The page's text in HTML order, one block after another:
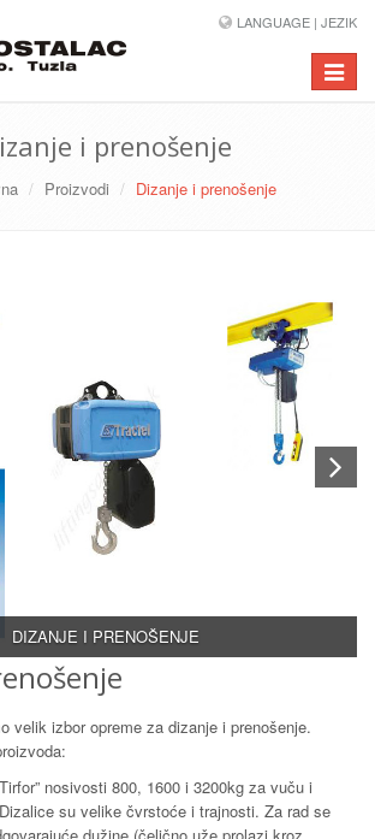
LANGUAGE | JEZIK
Toggle
i prenošenje
Proizvodi Dizanje i prenošenje
DIZANJE I PRENOŠENJE
velik izbor opreme za dizanje i prenošenje.
nosivosti 800, 1600 i 3200kg za vuču i
su velike čvrstoće i trajnosti. Za rad se
dužine (čelično uže prolazi kroz